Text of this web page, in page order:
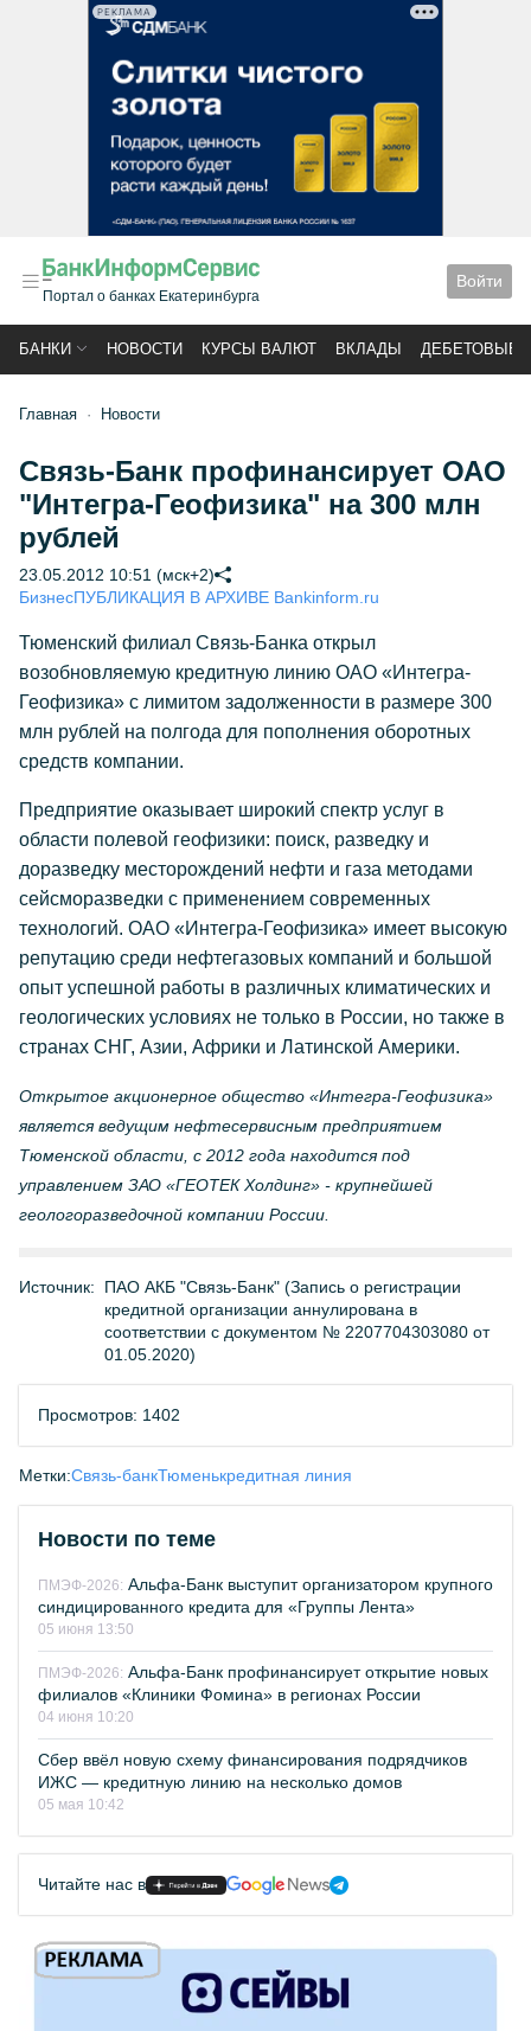
РЕКЛАМА
Портал о банках Екатеринбурга
Войти
БАНКИ НОВОСТИ КУРСЫ ВАЛЮТ ВКЛАДЫ ДЕБЕТОВЫЕ
Главная Новости
Связь-Банк профинансирует ОАО
"Интегра-Геофизика" на 300 млн
рублей
23.05.2012 10:51 (мск+2)
БизнесПУБЛИКАЦИЯ В АРХИВЕ Bankinform.ru
Тюменский филиал Связь-Банка открыл
возобновляемую кредитную линию ОАО «Интегра-
Геофизика» с лимитом задолженности в размере 300
млн рублей на полгода для пополнения оборотных
средств компании.
Предприятие оказывает широкий спектр услуг в
области полевой геофизики: поиск, разведку и
доразведку месторождений нефти и газа методами
сейсморазведки с применением современных
технологий. ОАО «Интегра-Геофизика» имеет высокую
репутацию среди нефтегазовых компаний и большой
опыт успешной работы в различных климатических и
геологических условиях не только в России, но также в
странах СНГ, Азии, Африки и Латинской Америки.
Открытое акционерное общество «Интегра-Геофизика»
является ведущим нефтесервисным предприятием
Тюменской области, с 2012 года находится под
управлением ЗАО «ГЕОТЕК Холдинг» - крупнейшей
геологоразведочной компании России.
Источник:
ПАО АКБ "Связь-Банк" (Запись о регистрации
кредитной организации аннулирована в
соответствии с документом № 2207704303080 от
01.05.2020)
Просмотров: 1402
Метки:Связь-банкТюменькредитная линия
Новости по теме
ПМЭФ-2026: Альфа-Банк выступит организатором крупного
синдицированного кредита для «Группы Лента»
05 июня 13:50
ПМЭФ-2026: Альфа-Банк профинансирует открытие новых
филиалов «Клиники Фомина» в регионах России
04 июня 10:20
Сбер ввёл новую схему финансирования подрядчиков
ИЖС — кредитную линию на несколько домов
05 мая 10:42
Читайте нас в